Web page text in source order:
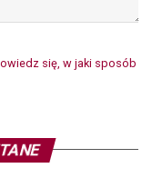
się, w jaki sposób